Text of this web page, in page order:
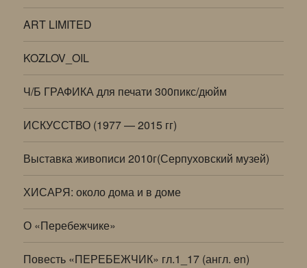
ART LIMITED
KOZLOV_OIL
Ч/Б ГРАФИКА для печати 300пикс/дюйм
ИСКУССТВО (1977 — 2015 гг)
Выставка живописи 2010г(Серпуховский музей)
ХИСАРЯ: около дома и в доме
О «Перебежчике»
Повесть «ПЕРЕБЕЖЧИК» гл.1_17 (англ. en)